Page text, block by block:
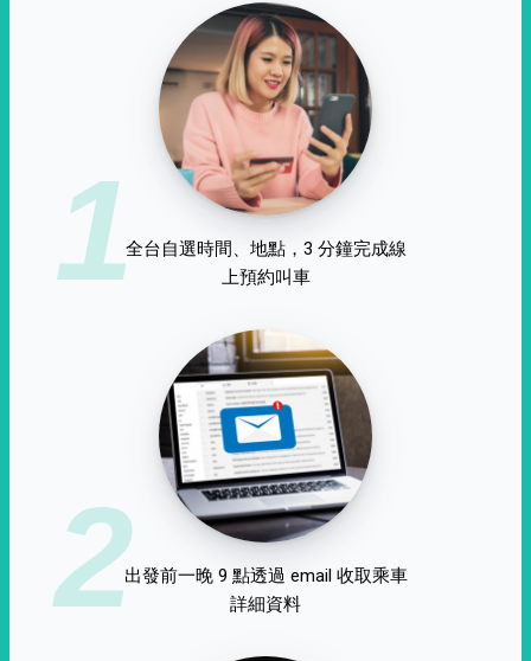
1全台自選時間、地點，3 分鐘完成線
上預約叫車
2出發前一晚 9 點透過 email 收取乘車
詳細資料